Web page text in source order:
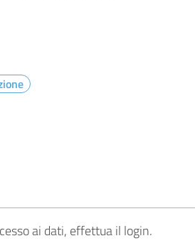
ai dati, effettua il login.